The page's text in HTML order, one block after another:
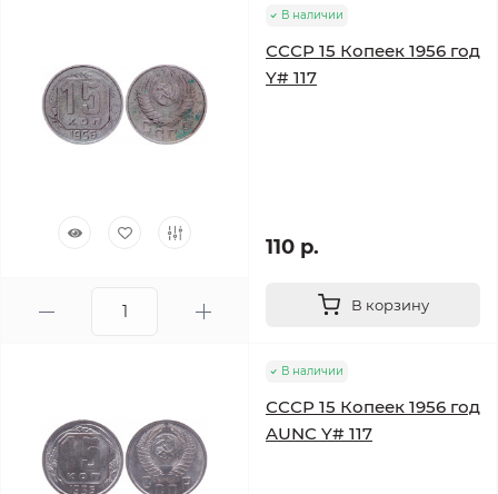
В наличии
СССР 15 Копеек 1956 год
Y# 117
110 р.
В корзину
В наличии
СССР 15 Копеек 1956 год
AUNC Y# 117